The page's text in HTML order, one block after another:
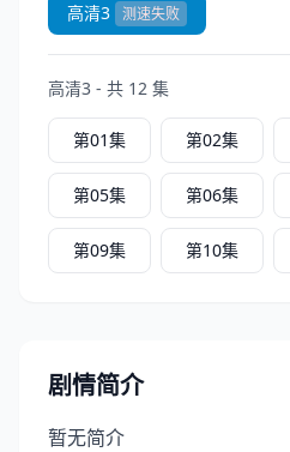
高清3 测速失败
高清3 - 共 12 集
第01集 第02集
第05集 第06集
第09集 第10集
剧情简介
暂无简介